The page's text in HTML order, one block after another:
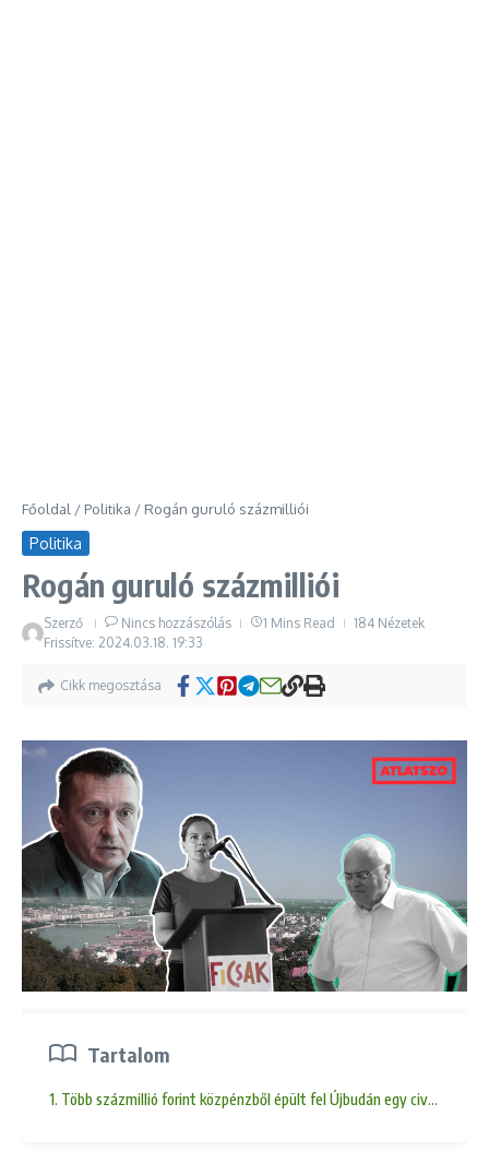
Főoldal / Politika / Rogán guruló százmilliói
Politika
Rogán guruló százmilliói
Szerző Nincs hozzászólás 1 Mins Read
184 Nézetek
Frissítve: 2024.03.18. 19:33
Cikk megosztása
Tartalom
1. Több százmillió forint közpénzből épült fel Újbudán egy